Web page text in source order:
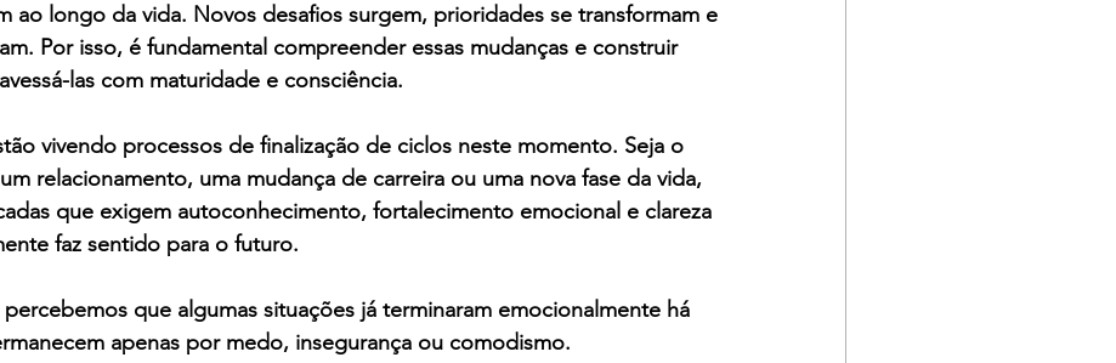
ao longo da vida. Novos desafios surgem, prioridades se transformam e
Por isso, é fundamental compreender essas mudanças e construir
las com maturidade e consciência.
vivendo processos de finalização de ciclos neste momento. Seja o
relacionamento, uma mudança de carreira ou uma nova fase da vida,
que exigem autoconhecimento, fortalecimento emocional e clareza
faz sentido para o futuro.
que algumas situações já terminaram emocionalmente há
apenas por medo, insegurança ou comodismo.